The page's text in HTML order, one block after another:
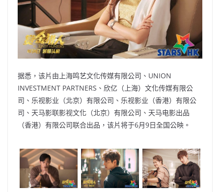
据悉，该片由上海鸣艺文化传媒有限公司、UNION
INVESTMENT PARTNERS、欣亿（上海）文化传媒有限公
司、乐视影业（北京）有限公司、乐视影业（香港）有限公
司、天马影联影视文化（北京）有限公司、天马电影出品
（香港）有限公司联合出品，该片将于6月9日全国公映。